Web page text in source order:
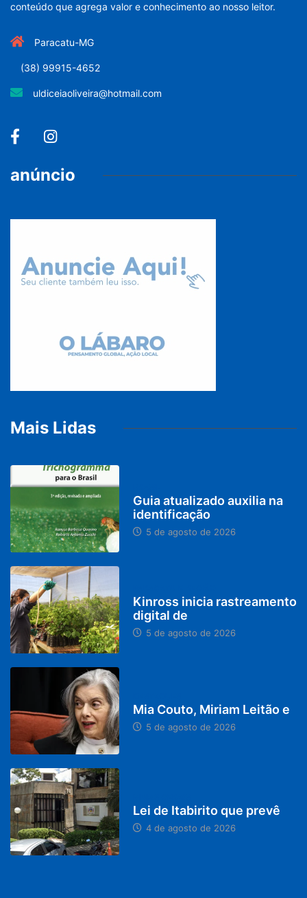
conteúdo que agrega valor e conhecimento ao nosso leitor.
Paracatu-MG
(38) 99915-4652
uldiceiaoliveira@hotmail.com
anúncio
Mais Lidas
Guia atualizado auxilia na
identificação
5 de agosto de 2026
Kinross inicia rastreamento
digital de
5 de agosto de 2026
Mia Couto, Miriam Leitão e
5 de agosto de 2026
Lei de Itabirito que prevê
4 de agosto de 2026